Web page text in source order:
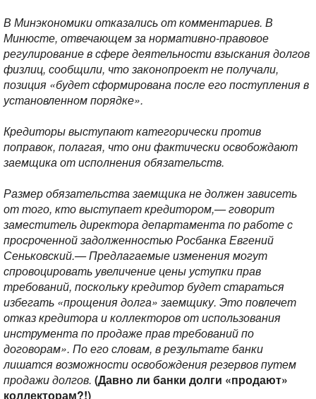
В Минэкономики отказались от комментариев. В
Минюсте, отвечающем за нормативно-правовое
регулирование в сфере деятельности взыскания долгов
физлиц, сообщили, что законопроект не получали,
позиция «будет сформирована после его поступления в
установленном порядке».
Кредиторы выступают категорически против
поправок, полагая, что они фактически освобождают
заемщика от исполнения обязательств.
Размер обязательства заемщика не должен зависеть
от того, кто выступает кредитором,— говорит
заместитель директора департамента по работе с
просроченной задолженностью Росбанка Евгений
Сеньковский.— Предлагаемые изменения могут
спровоцировать увеличение цены уступки прав
требований, поскольку кредитор будет стараться
избегать «прощения долга» заемщику. Это повлечет
отказ кредитора и коллекторов от использования
инструмента по продаже прав требований по
договорам». По его словам, в результате банки
лишатся возможности освобождения резервов путем
продажи долгов. (Давно ли банки долги «продают»
коллекторам?!)